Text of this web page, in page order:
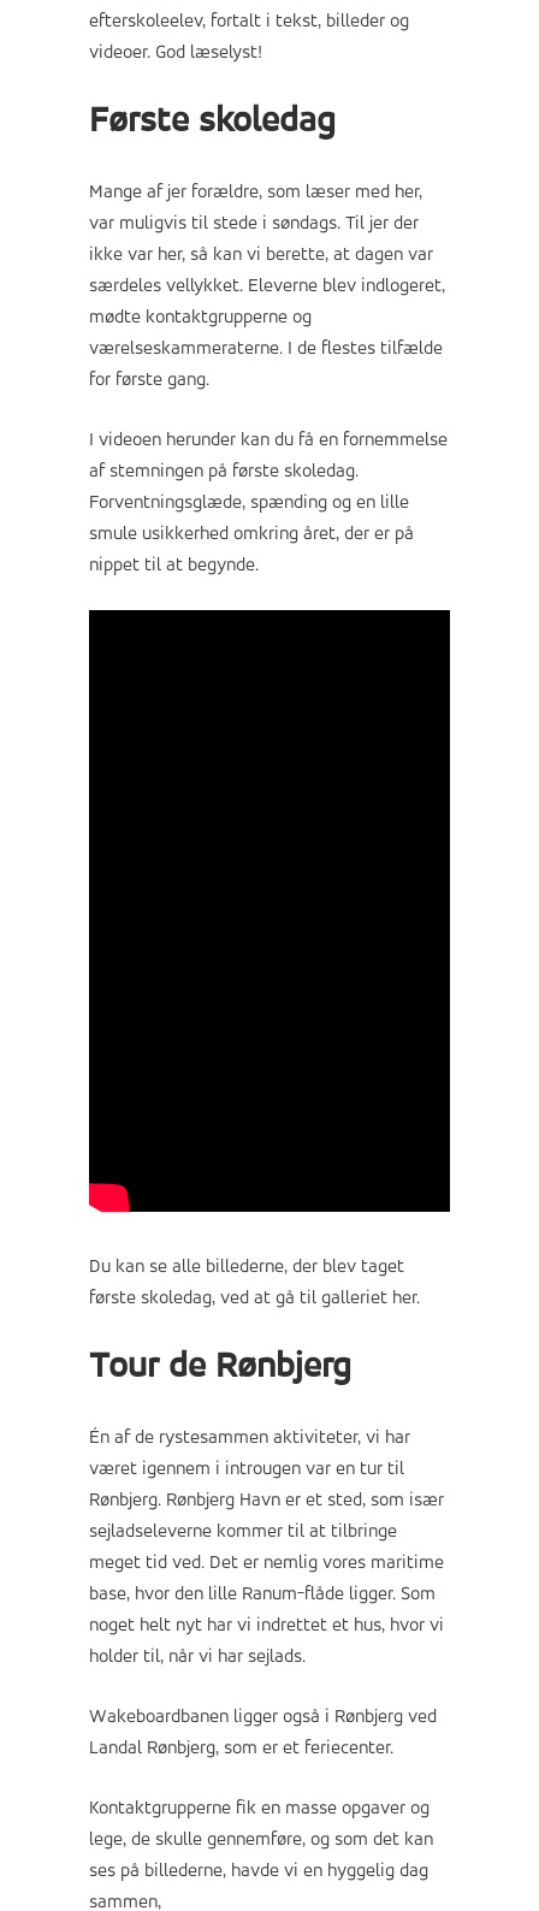
efterskoleelev, fortalt i tekst, billeder og
videoer. God læselyst!
Første skoledag
Mange af jer forældre, som læser med her,
var muligvis til stede i søndags. Til jer der
ikke var her, så kan vi berette, at dagen var
særdeles vellykket. Eleverne blev indlogeret,
mødte kontaktgrupperne og
værelseskammeraterne. I de flestes tilfælde
for første gang.
I videoen herunder kan du få en fornemmelse
af stemningen på første skoledag.
Forventningsglæde, spænding og en lille
smule usikkerhed omkring året, der er på
nippet til at begynde.
Du kan se alle billederne, der blev taget
første skoledag, ved at gå til galleriet her.
Tour de Rønbjerg
Én af de rystesammen aktiviteter, vi har
været igennem i introugen var en tur til
Rønbjerg. Rønbjerg Havn er et sted, som især
sejladseleverne kommer til at tilbringe
meget tid ved. Det er nemlig vores maritime
base, hvor den lille Ranum-flåde ligger. Som
noget helt nyt har vi indrettet et hus, hvor vi
holder til, når vi har sejlads.
Wakeboardbanen ligger også i Rønbjerg ved
Landal Rønbjerg, som er et feriecenter.
Kontaktgrupperne fik en masse opgaver og
lege, de skulle gennemføre, og som det kan
ses på billederne, havde vi en hyggelig dag
sammen,